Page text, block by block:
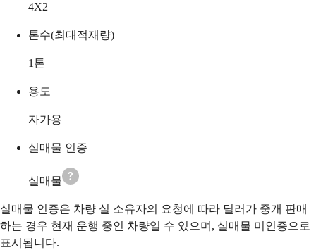
4X2
톤수(최대적재량)
1 톤
용도
자가용
실매물 인증
실매물
실매물 인증은 차량 실 소유자의 요청에 따라 딜러가 중개 판매
하는 경우 현재 운행 중인 차량일 수 있으며, 실매물 미인증으로
표시됩니다.